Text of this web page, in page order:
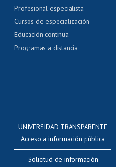
Profesional especialista
Cursos de especialización
Educación continua
Programas a distancia
UNIVERSIDAD TRANSPARENTE
Acceso a información pública
Solicitud de información